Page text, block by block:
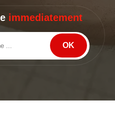
immediatement